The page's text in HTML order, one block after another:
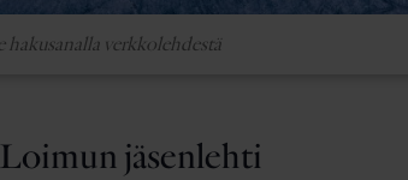
Loimun jäsenlehti